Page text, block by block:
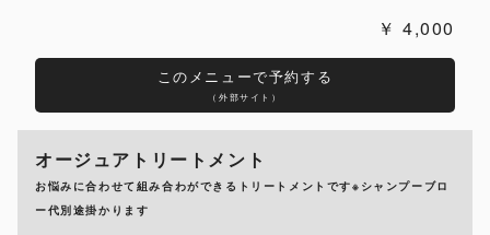
4,000
このメニューで予約する
（外部サイト）
オージュアトリートメント
お悩みに合わせて組み合わができるトリートメントです※シャンプーブロ
ー代別途掛かります